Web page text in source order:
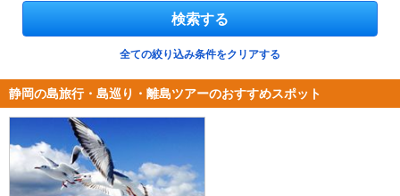
検索する
全ての絞り込み条件をクリアする
静岡の島旅行・島巡り・離島ツアーのおすすめスポット